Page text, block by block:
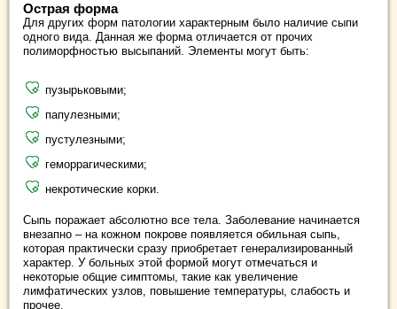
Острая форма
Для других форм патологии характерным было наличие сыпи
одного вида. Данная же форма отличается от прочих
полиморфностью высыпаний. Элементы могут быть:
пузырьковыми;
папулезными;
пустулезными;
геморрагическими;
некротические корки.
Сыпь поражает абсолютно все тела. Заболевание начинается
внезапно – на кожном покрове появляется обильная сыпь,
которая практически сразу приобретает генерализированный
характер. У больных этой формой могут отмечаться и
некоторые общие симптомы, такие как увеличение
лимфатических узлов, повышение температуры, слабость и
прочее.